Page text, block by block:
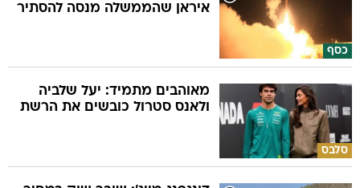
כסף
איראן שהממשלה מנסה להסתיר
סלבס
מאוהבים מתמיד: יעל שלביה
ולאנס סטרול כובשים את הרשת